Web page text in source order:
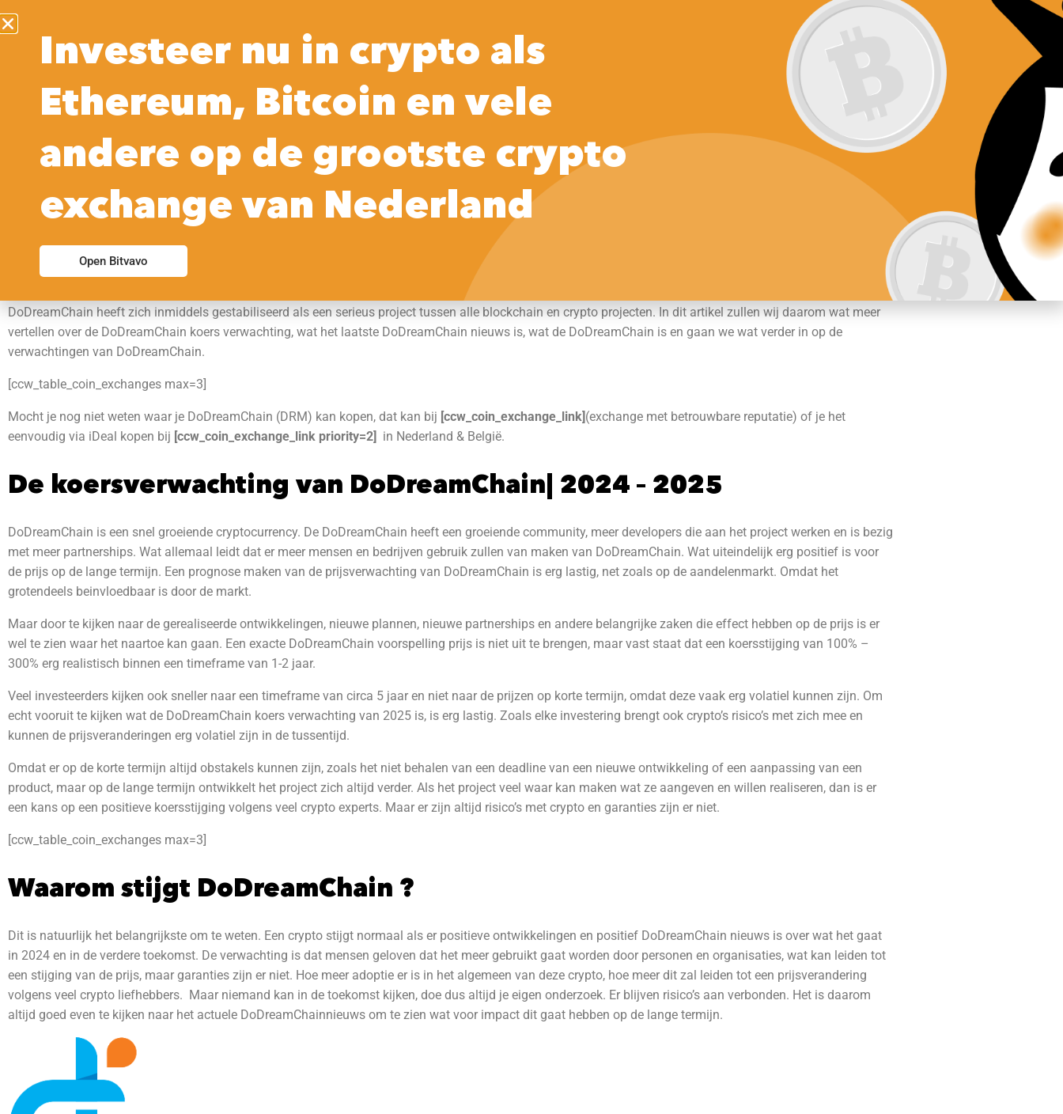
Nieuws
Te koop bij:
[ccw_current_price]
[ccw_price_change_percentage
raw=1]
[ccw_price_change_percentage
raw=1]
[ccw_price_change_percentage
DoDreamChain
De laatste prijs voor [ccw_coin_name] staat momenteel op [ccw_current_price]. De afgelopen 24 uur was [ccw_high24h] de hoogste prijs en de laagste prijs
binnen 24 uur was [ccw_low24h].
DoDreamChain heeft zich inmiddels gestabiliseerd als een serieus project tussen alle blockchain en crypto projecten. In dit artikel zullen wij daarom wat meer
vertellen over de DoDreamChain koers verwachting, wat het laatste DoDreamChain nieuws is, wat de DoDreamChain is en gaan we wat verder in op de
verwachtingen van DoDreamChain.
[ccw_table_coin_exchanges max=3]
Mocht je nog niet weten waar je DoDreamChain (DRM) kan kopen, dat kan bij [ccw_coin_exchange_link](exchange met betrouwbare reputatie) of je het
eenvoudig via iDeal kopen bij [ccw_coin_exchange_link priority=2] in Nederland & België.
De koersverwachting van DoDreamChain| 2024 – 2025
DoDreamChain is een snel groeiende cryptocurrency. De DoDreamChain heeft een groeiende community, meer developers die aan het project werken en is bezig
met meer partnerships. Wat allemaal leidt dat er meer mensen en bedrijven gebruik zullen van maken van DoDreamChain. Wat uiteindelijk erg positief is voor
de prijs op de lange termijn. Een prognose maken van de prijsverwachting van DoDreamChain is erg lastig, net zoals op de aandelenmarkt. Omdat het
grotendeels beinvloedbaar is door de markt.
Maar door te kijken naar de gerealiseerde ontwikkelingen, nieuwe plannen, nieuwe partnerships en andere belangrijke zaken die effect hebben op de prijs is er
wel te zien waar het naartoe kan gaan. Een exacte DoDreamChain voorspelling prijs is niet uit te brengen, maar vast staat dat een koersstijging van 100% –
300% erg realistisch binnen een timeframe van 1-2 jaar.
Veel investeerders kijken ook sneller naar een timeframe van circa 5 jaar en niet naar de prijzen op korte termijn, omdat deze vaak erg volatiel kunnen zijn. Om
echt vooruit te kijken wat de DoDreamChain koers verwachting van 2025 is, is erg lastig. Zoals elke investering brengt ook crypto’s risico’s met zich mee en
kunnen de prijsveranderingen erg volatiel zijn in de tussentijd.
Omdat er op de korte termijn altijd obstakels kunnen zijn, zoals het niet behalen van een deadline van een nieuwe ontwikkeling of een aanpassing van een
product, maar op de lange termijn ontwikkelt het project zich altijd verder. Als het project veel waar kan maken wat ze aangeven en willen realiseren, dan is er
een kans op een positieve koersstijging volgens veel crypto experts. Maar er zijn altijd risico’s met crypto en garanties zijn er niet.
[ccw_table_coin_exchanges max=3]
Waarom stijgt DoDreamChain ?
Dit is natuurlijk het belangrijkste om te weten. Een crypto stijgt normaal als er positieve ontwikkelingen en positief DoDreamChain nieuws is over wat het gaat
in 2024 en in de verdere toekomst. De verwachting is dat mensen geloven dat het meer gebruikt gaat worden door personen en organisaties, wat kan leiden tot
een stijging van de prijs, maar garanties zijn er niet. Hoe meer adoptie er is in het algemeen van deze crypto, hoe meer dit zal leiden tot een prijsverandering
volgens veel crypto liefhebbers. Maar niemand kan in de toekomst kijken, doe dus altijd je eigen onderzoek. Er blijven risico’s aan verbonden. Het is daarom
altijd goed even te kijken naar het actuele DoDreamChainnieuws om te zien wat voor impact dit gaat hebben op de lange termijn.
Investeer nu in crypto als
Ethereum, Bitcoin en vele
andere op de grootste crypto
exchange van Nederland
Open Bitvavo